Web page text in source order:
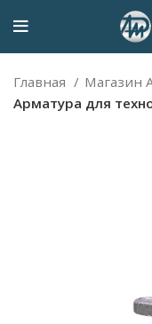
Главная
Магазин
Арматура для